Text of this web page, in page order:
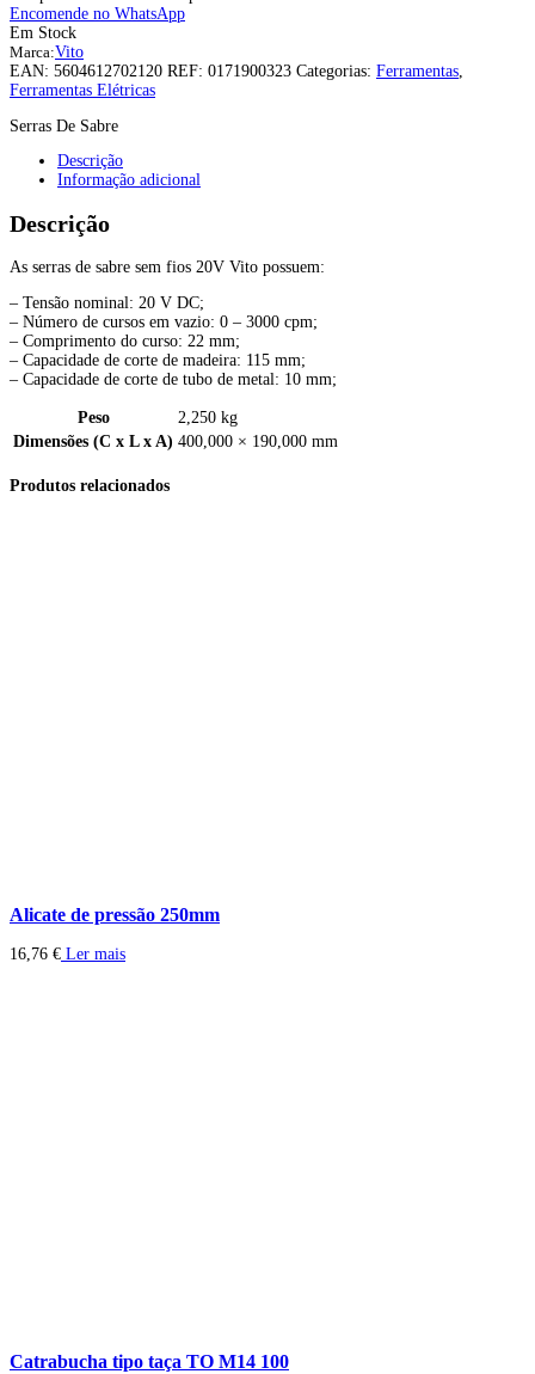
Encomende no WhatsApp
Em Stock
Marca:Vito
EAN: 5604612702120 REF: 0171900323 Categorias: Ferramentas,
Ferramentas Elétricas
Serras De Sabre
Descrição
Informação adicional
Descrição
As serras de sabre sem fios 20V Vito possuem:
– Tensão nominal: 20 V DC;
– Número de cursos em vazio: 0 – 3000 cpm;
– Comprimento do curso: 22 mm;
– Capacidade de corte de madeira: 115 mm;
– Capacidade de corte de tubo de metal: 10 mm;
Peso
2,250 kg
Dimensões (C x L x A) 400,000 × 190,000 mm
Produtos relacionados
Alicate de pressão 250mm
16,76 € Ler mais
Catrabucha tipo taça TO M14 100